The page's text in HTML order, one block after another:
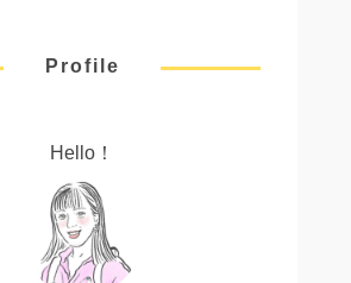
Profile
Hello！